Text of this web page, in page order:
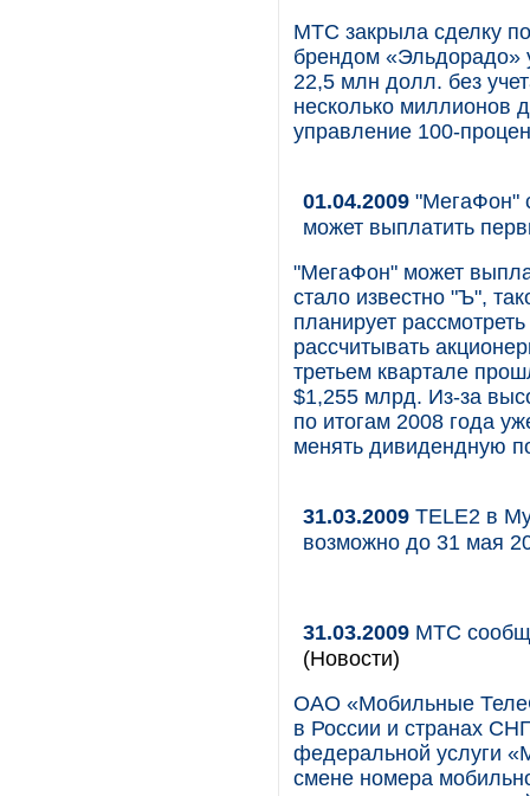
МТС закрыла сделку
брендом «Эльдорадо»
22,5 млн долл. без
несколько миллионов
управление 100-
01.04.2009 "МегаФон"
может выплатить
"МегаФон" может
стало известно "Ъ",
планирует
рассчитывать
третьем квартале
$1,255 млрд. Из-за
по итогам 2008 года
менять дивидендную
31.03.2009 TELE2 в
возможно до 31 мая
31.03.2009 МТС
(Новости)
ОАО «Мобильные
в России и странах
федеральной услуги
смене номера